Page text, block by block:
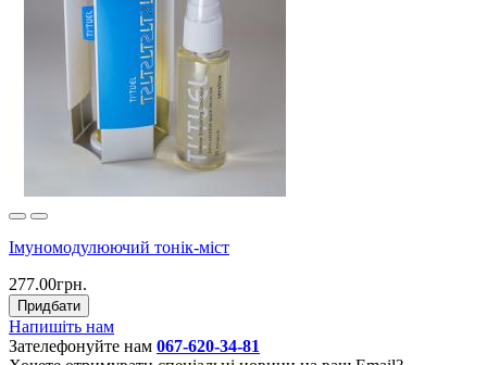
Імуномодулюючий тонік-міст
277.00грн.
Придбати
Напишіть нам
Зателефонуйте нам 067-620-34-81